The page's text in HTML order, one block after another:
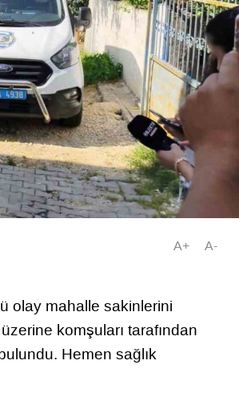
A+ A-
olay mahalle sakinlerini
komşuları tarafından
Hemen sağlık